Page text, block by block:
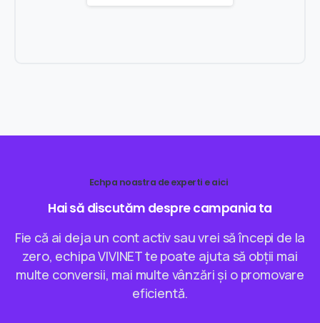
Echpa noastra de experti e aici
Haisă discutăm desprecampania ta
Fie că ai deja un cont activ sau vrei să începi de la
zero, echipa VIVINET te poate ajuta să obții mai
multe conversii, mai multe vânzări și o promovare
eficientă.